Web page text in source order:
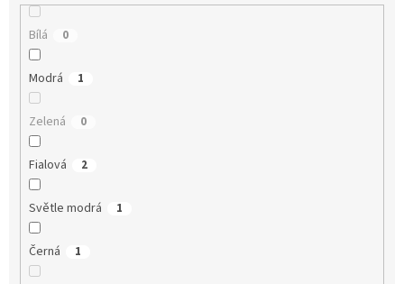
Bílá 0
Modrá 1
Zelená 0
Fialová 2
Světle modrá 1
Černá 1